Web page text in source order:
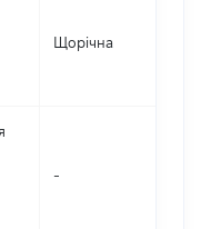
Щорічна
-